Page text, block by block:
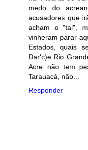
medo do
acusadores que
acham o "tal",
vinheram parar
Estados, quais
Dar'c)e Rio
Acre não tem
Tarauacá, não...
Responder